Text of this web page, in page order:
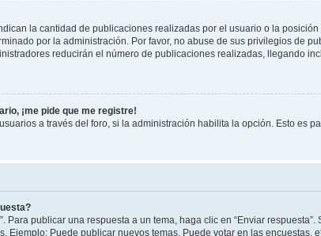
la cantidad de publicaciones realizadas por el usuario o la
por la administración. Por favor, no abuse de sus privilegios de
reducirán el número de publicaciones realizadas, llegando
¡me pide que me registre!
a través del foro, si la administración habilita la opción. Esto es
Para publicar una respuesta a un tema, haga clic en “Enviar
Ejemplo: Puede publicar nuevos temas, Puede votar en las encuestas,